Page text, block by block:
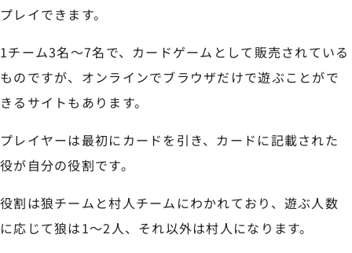
プレイできます。
1チーム3名〜7名で、カードゲームとして販売されている
ものですが、オンラインでブラウザだけで遊ぶことがで
きるサイトもあります。
プレイヤーは最初にカードを引き、カードに記載された
役が自分の役割です。
役割は狼チームと村人チームにわかれており、遊ぶ人数
に応じて狼は1〜2人、それ以外は村人になります。